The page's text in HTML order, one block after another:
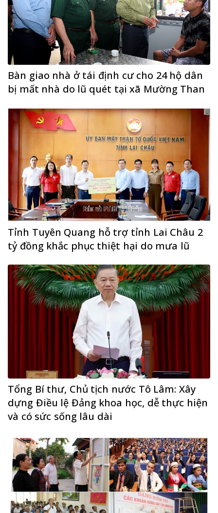
Bàn giao nhà ở tái định cư cho 24 hộ dân
bị mất nhà do lũ quét tại xã Mường Than
Tỉnh Tuyên Quang hỗ trợ tỉnh Lai Châu 2
tỷ đồng khắc phục thiệt hại do mưa lũ
Tổng Bí thư, Chủ tịch nước Tô Lâm: Xây
dựng Điều lệ Đảng khoa học, dễ thực hiện
và có sức sống lâu dài